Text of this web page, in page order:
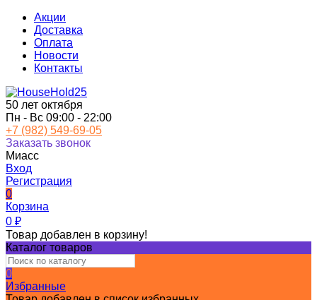
Акции
Доставка
Оплата
Новости
Контакты
50 лет октября
Пн - Вс 09:00 - 22:00
+7 (982) 549-69-05
Заказать звонок
Миасс
Вход
Регистрация
0
Корзина
0 ₽
Товар добавлен в корзину!
Каталог товаров
0
Избранные